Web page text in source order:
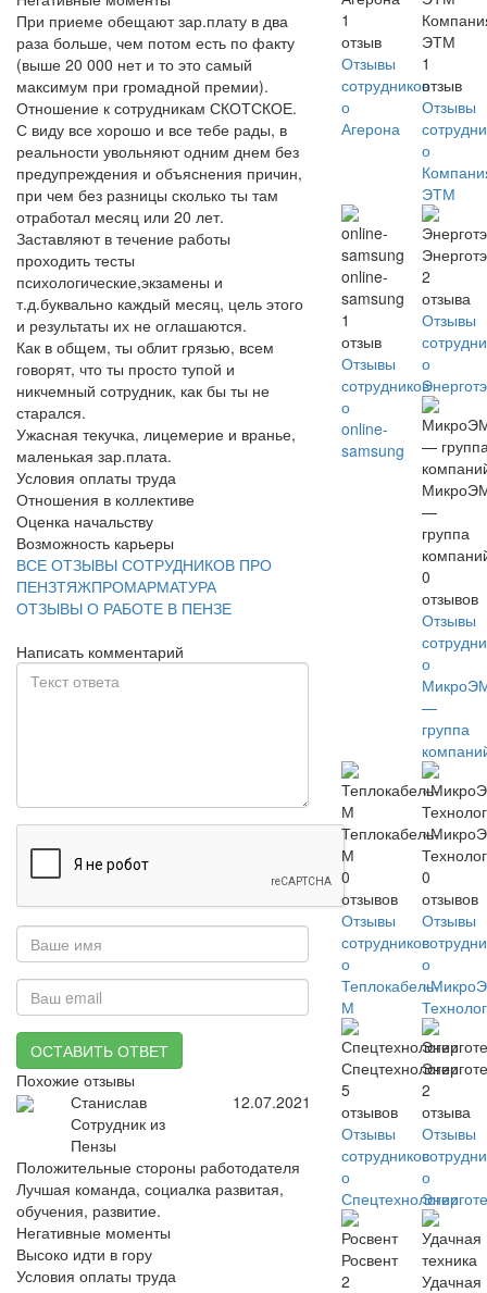
При приеме обещают зар.плату в два
раза больше, чем потом есть по факту
(выше 20 000 нет и то это самый
максимум при громадной премии).
Отношение к сотрудникам СКОТСКОЕ.
С виду все хорошо и все тебе рады, в
реальности увольняют одним днем без
предупреждения и объяснения причин,
при чем без разницы сколько ты там
отработал месяц или 20 лет.
Заставляют в течение работы
проходить тесты
психологические,экзамены и
т.д.буквально каждый месяц, цель этого
и результаты их не оглашаются.
Как в общем, ты облит грязью, всем
говорят, что ты просто тупой и
никчемный сотрудник, как бы ты не
старался.
Ужасная текучка, лицемерие и вранье,
маленькая зар.плата.
Условия оплаты труда
Отношения в коллективе
Оценка начальству
Возможность карьеры
ВСЕ ОТЗЫВЫ СОТРУДНИКОВ ПРО
ПЕНЗТЯЖПРОМАРМАТУРА
ОТЗЫВЫ О РАБОТЕ В ПЕНЗЕ
Написать комментарий
ОСТАВИТЬ ОТВЕТ
Похожие отзывы
Станислав
Сотрудник из
Пензы
12.07.2021
Положительные стороны работодателя
Лучшая команда, социалка развитая,
обучения, развитие.
Негативные моменты
Высоко идти в гору
Условия оплаты труда
1
отзыв
Отзывы
сотрудников
о
Агерона
ЭТМ
1
отзыв
Отзывы
о
ЭТМ
online-
samsung
1
отзыв
Отзывы
сотрудников
о
online-
samsung
2
отзыва
Отзывы
о
—
группа
0
отзывов
Отзывы
о
—
группа
Теплокабель-
М
0
отзывов
Отзывы
сотрудников
о
Теплокабель-
М
0
отзывов
Отзывы
о
Спецтехнологии
5
отзывов
Отзывы
сотрудников
о
Спецтехнологии
2
отзыва
Отзывы
о
Росвент
2
Удачная